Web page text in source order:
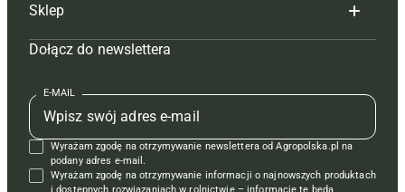
Tagi
Mapa serwisu
Kontakt
Regulamin
Polityka prywatności
Hoduj z głową świnie
Prenumerata
Redakcja
Kontakt
Reklama
Redakcja
Prenumerata
Reklama
Kontakt
Krzyżówki
Sklep
Czasopisma i prenumerata
Książki
Regulamin
Dołącz do newslettera
E-MAIL
Wyrażam zgodę na otrzymywanie newslettera od Agropolska.pl na
podany adres e-mail.
Wyrażam zgodę na otrzymywanie informacji o najnowszych produktach